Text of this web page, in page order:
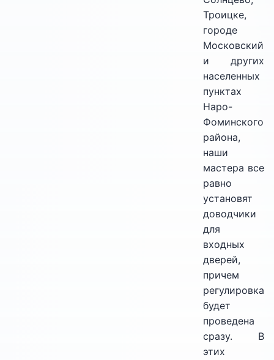
Троицке,
городе
Московский
и других
населенных
пунктах
Наро-
Фоминского
района,
наши
мастера все
равно
установят
доводчики
для
входных
дверей,
причем
регулировка
будет
проведена
сразу. В
этих